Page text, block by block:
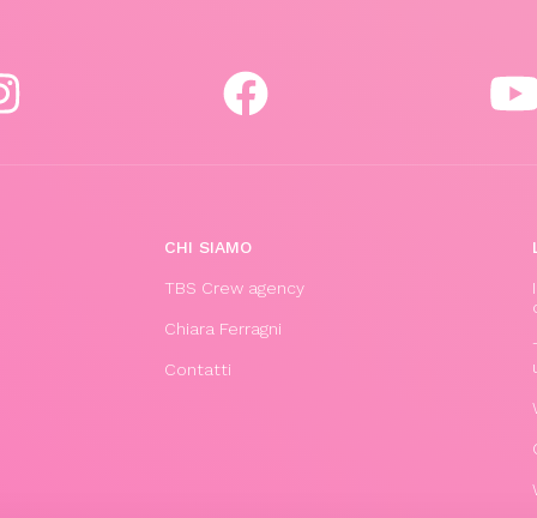
CHI SIAMO
TBS Crew agency
Chiara Ferragni
Contatti